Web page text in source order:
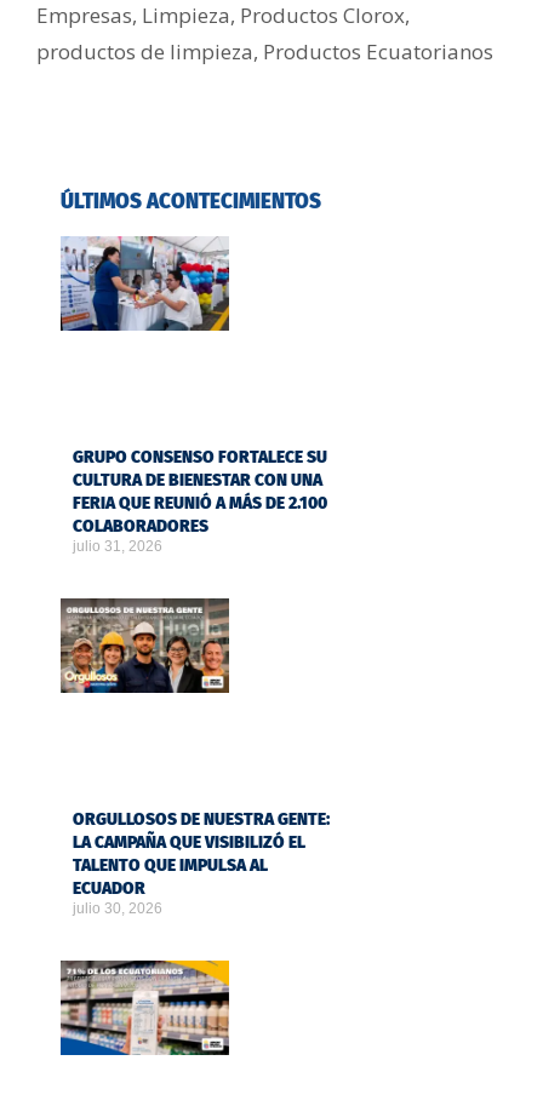
Empresas, Limpieza, Productos Clorox,
productos de limpieza, Productos Ecuatorianos
ÚLTIMOS ACONTECIMIENTOS
GRUPO CONSENSO FORTALECE SU
CULTURA DE BIENESTAR CON UNA
FERIA QUE REUNIÓ A MÁS DE 2.100
COLABORADORES
julio 31, 2026
ORGULLOSOS DE NUESTRA GENTE:
LA CAMPAÑA QUE VISIBILIZÓ EL
TALENTO QUE IMPULSA AL
ECUADOR
julio 30, 2026